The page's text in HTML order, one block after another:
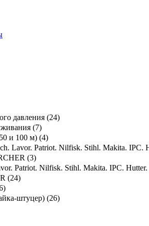
давления (24)
(7)
и 100 м) (4)
Lavor. Patriot. Nilfisk. Stihl. Makita. IPC.
(3)
Patriot. Nilfisk. Stihl. Makita. IPC.
(24)
штуцер) (26)